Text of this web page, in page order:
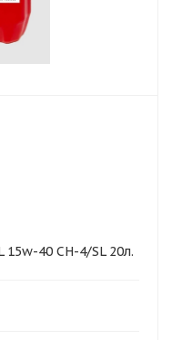
40 CH-4/SL 20л.